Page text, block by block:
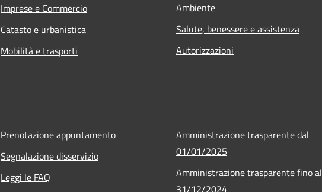
Imprese e Commercio
Catasto e urbanistica
Mobilità e trasporti
Ambiente
Salute, benessere e assistenza
Autorizzazioni
Prenotazione appuntamento
Segnalazione disservizio
Leggi le FAQ
Amministrazione trasparente dal
01/01/2025
Amministrazione trasparente fino al